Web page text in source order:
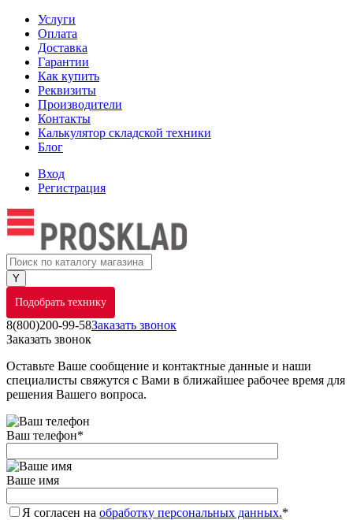
Услуги
Оплата
Доставка
Гарантии
Как купить
Реквизиты
Производители
Контакты
Калькулятор складской техники
Блог
Вход
Регистрация
Подобрать технику
8(800)200-99-58Заказать звонок
Заказать звонок
Оставьте Ваше сообщение и контактные данные и наши
специалисты свяжутся с Вами в ближайшее рабочее время для
решения Вашего вопроса.
Ваш телефон*
Ваше имя
Я согласен на обработку персональных данных.*